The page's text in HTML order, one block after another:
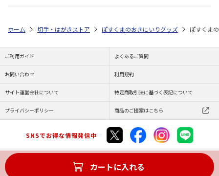
カートに入れる
ホーム 切手・はがきストア ぽすくまのおきにいりグッズ ぽすくま
ご利用ガイド よくあるご質問
お問い合わせ 利用規約
サイト運営会社について 特定商取引法に基づく表記について
プライバシーポリシー 商品のご提案はこちら
SNSでお得な情報発信中
Copyright (C) JAPAN POST Co.,Ltd. All Rights Reserved.